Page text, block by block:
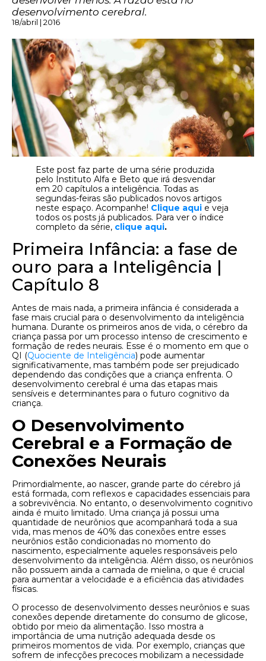
desenvolvimento cerebral.
18/abril | 2016
Este post faz parte de uma série produzida
pelo Instituto Alfa e Beto que irá desvendar
em 20 capítulos a inteligência. Todas as
segundas-feiras são publicados novos artigos
neste espaço. Acompanhe! Clique aqui e veja
todos os posts já publicados. Para ver o índice
completo da série, clique aqui.
Primeira Infância: a fase de
ouro para a Inteligência |
Capítulo 8
Antes de mais nada, a primeira infância é considerada a
fase mais crucial para o desenvolvimento da inteligência
humana. Durante os primeiros anos de vida, o cérebro da
criança passa por um processo intenso de crescimento e
formação de redes neurais. Esse é o momento em que o
QI (Quociente de Inteligência) pode aumentar
significativamente, mas também pode ser prejudicado
dependendo das condições que a criança enfrenta. O
desenvolvimento cerebral é uma das etapas mais
sensíveis e determinantes para o futuro cognitivo da
criança.
O Desenvolvimento
Cerebral e a Formação de
Conexões Neurais
Primordialmente, ao nascer, grande parte do cérebro já
está formada, com reflexos e capacidades essenciais para
a sobrevivência. No entanto, o desenvolvimento cognitivo
ainda é muito limitado. Uma criança já possui uma
quantidade de neurônios que acompanhará toda a sua
vida, mas menos de 40% das conexões entre esses
neurônios estão condicionadas no momento do
nascimento, especialmente aqueles responsáveis ​​pelo
desenvolvimento da inteligência. Além disso, os neurônios
não possuem ainda a camada de mielina, o que é crucial
para aumentar a velocidade e a eficiência das atividades
físicas.
O processo de desenvolvimento desses neurônios e suas
conexões depende diretamente do consumo de glicose,
obtido por meio da alimentação. Isso mostra a
importância de uma nutrição adequada desde os
primeiros momentos de vida. Por exemplo, crianças que
sofrem de infecções precoces mobilizam a necessidade